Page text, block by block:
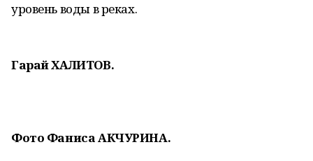
уровень воды в реках.
Гарай ХАЛИТОВ.
Фото Фаниса АКЧУРИНА.